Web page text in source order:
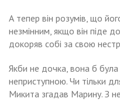
А тепер він розумів, що
незмінним, якщо він піде
докоряв собі за свою
Якби не дочка, вона б
неприступною. Чи тільки
Микита згадав Марину. З